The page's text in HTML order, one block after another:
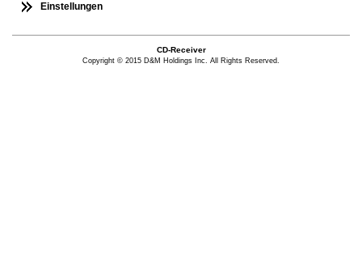
Einstellungen
CD-Receiver
Copyright © 2015 D&M Holdings Inc. All Rights Reserved.